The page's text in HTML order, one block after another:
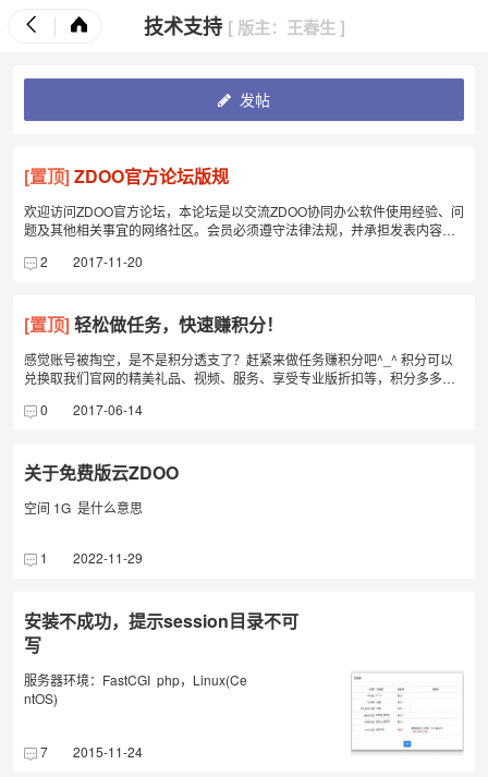
技术支持 [ 版主：王春生 ]
发帖
[置顶]ZDOO官方论坛版规
欢迎访问ZDOO官方论坛，本论坛是以交流ZDOO协同办公软件使用经验、问
题及其他相关事宜的网络社区。会员必须遵守法律法规，并承担发表内容的
任何责任，且本论坛会依据相应版规条例，给予相应的处罚。所以大家在积
管理规定》及中华人民共和国其他各项有关法律法规。具体严禁内容和行为
如下：一、关于用户名1.禁止使用任何国家政党和领导人或其他知名人士的
真实姓名、字号、艺名、笔名作为用户名。2.禁止使用任何国家机构或其他
机构的名称作为用户名。3.禁止使用反动、政治、宗教性质等违反国家法规
的、猥亵的、挑衅等内容的文字做为用户名。二、关于严禁贴、灌水贴、垃
益的，使用或篡改国家标志及图片的；4.煽动民族仇恨、民族歧视，破坏民
社会秩序，破坏社会稳定的；7.散布自动过滤、色.情、赌博、暴力、凶杀、
禁止任何涉及时政、社会性话题。违者禁言封号。灌水贴1.只有 标点/符号/表
主题同一内容重复贴；2.主题中心思想不明，内容与本论坛不关联的；3.同一
板块内容重复的主题；4.空贴、测试贴、自问自答贴等；广告贴1.含欺骗点击
类的地址链接；2.主要内容为网址链接宣传的；3.无实用性信息内容，纯打广
告的；4.不健康或违反规定的链接三、论坛会员违规处理办法对于违反本论
坛规定或相关法律法规的会员，根据其违规程度采取相应处理措施：1.情节
较轻者，论坛管理员提出劝诫或警告；2.情节较重者，论坛管理员可采取定
期禁言、扣除积分等措施，并给予警告；3.情节严重者，直接封号并删除所
有违规内容。无规矩不成方圆，希望大家能文明交流，自觉遵守相关规定，
共创文明、和谐、健康的网络平台。同时欢迎大家一起监督，发现违规者可
2 2017-11-20
[置顶]轻松做任务，快速赚积分！
感觉账号被掏空，是不是积分透支了？赶紧来做任务赚积分吧^_^ 积分可以
兑换取我们官网的精美礼品、视频、服务、享受专业版折扣等，积分多多，
成一项，可赚取300积分。群内截图回复，管理审核后获赠相应积分。 还在
ws 注册登录后，先评星级，然后写评论内容，建议用英文。此外还有官网的
时完成才可算完成。
0 2017-06-14
关于免费版云ZDOO
空间 1G 是什么意思
1 2022-11-29
安装不成功，提示session目录不可
写
服务器环境：FastCGI php，Linux(Ce
ntOS)
7 2015-11-24